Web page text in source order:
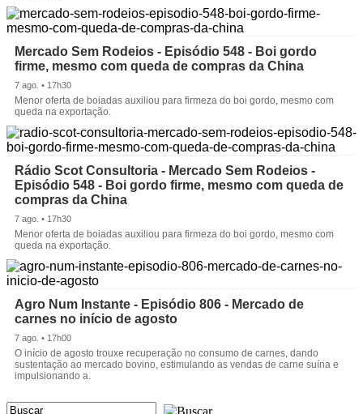
Mercado Sem Rodeios - Episódio 548 - Boi gordo
firme, mesmo com queda de compras da China
7 ago. • 17h30
Menor oferta de boiadas auxiliou para firmeza do boi gordo, mesmo com
queda na exportação.
Rádio Scot Consultoria - Mercado Sem Rodeios -
Episódio 548 - Boi gordo firme, mesmo com queda de
compras da China
7 ago. • 17h30
Menor oferta de boiadas auxiliou para firmeza do boi gordo, mesmo com
queda na exportação.
Agro Num Instante - Episódio 806 - Mercado de
carnes no início de agosto
7 ago. • 17h00
O início de agosto trouxe recuperação no consumo de carnes, dando
sustentação ao mercado bovino, estimulando as vendas de carne suína e
impulsionando a.